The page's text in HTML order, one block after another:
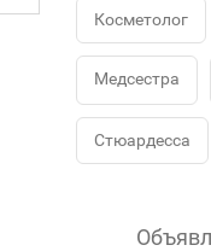
Косметолог
Медсестра
Стюардесса